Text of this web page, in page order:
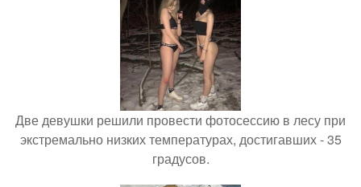
Две девушки решили провести фотосессию в лесу при
экстремально низких температурах, достигавших - 35
градусов.